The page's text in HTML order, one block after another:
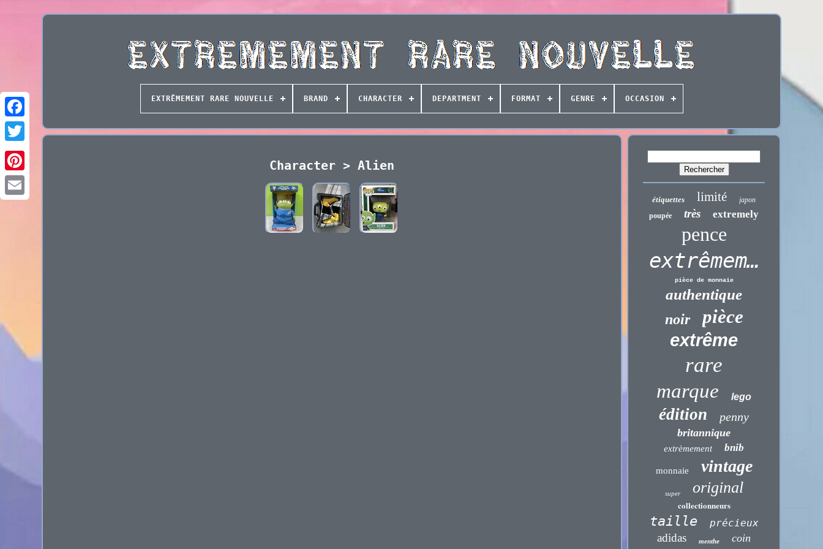
EXTRÊMEMENT RARE NOUVELLE BRAND CHARACTER DEPARTMENT FORMAT GENRE OCCASION
Character > Alien
étiquettes limité
japon
poupée
très extremely
pence
extrêmement
pièce de monnaie
authentique
noir pièce
extrême
rare
marque lego
édition penny
britannique
extrèmement bnib
monnaie vintage
super original
collectionneurs
taille précieux
adidas menthe coin